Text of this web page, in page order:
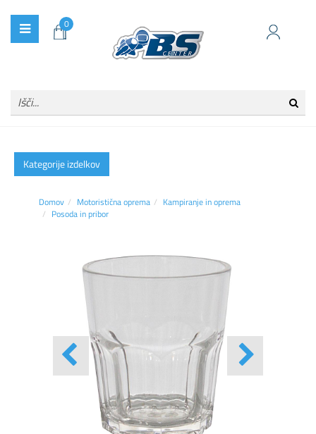
0
Kategorije izdelkov
Domov Motoristična oprema
Kampiranje in oprema
Posoda in pribor